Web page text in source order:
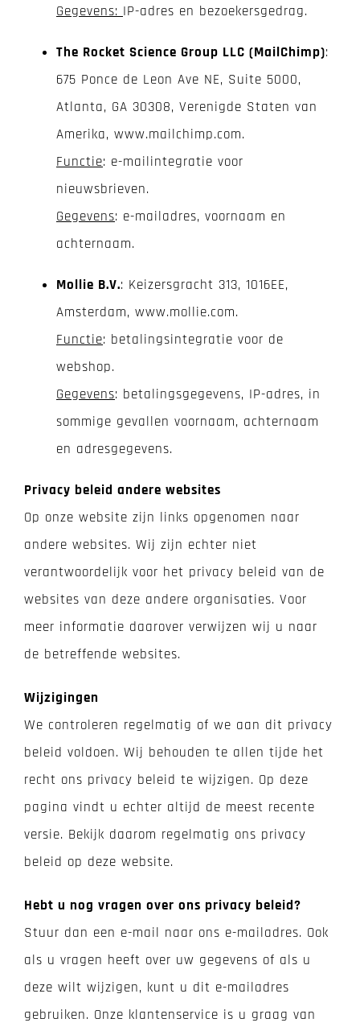
Gegevens: IP-adres en bezoekersgedrag.
The Rocket Science Group LLC (MailChimp):
675 Ponce de Leon Ave NE, Suite 5000,
Atlanta, GA 30308, Verenigde Staten van
Amerika, www.mailchimp.com.
Functie: e-mailintegratie voor
nieuwsbrieven.
Gegevens: e-mailadres, voornaam en
achternaam.
Mollie B.V.: Keizersgracht 313, 1016EE,
Amsterdam, www.mollie.com.
Functie: betalingsintegratie voor de
webshop.
Gegevens: betalingsgegevens, IP-adres, in
sommige gevallen voornaam, achternaam
en adresgegevens.
Privacy beleid andere websites
Op onze website zijn links opgenomen naar
andere websites. Wij zijn echter niet
verantwoordelijk voor het privacy beleid van de
websites van deze andere organisaties. Voor
meer informatie daarover verwijzen wij u naar
de betreffende websites.
Wijzigingen
We controleren regelmatig of we aan dit privacy
beleid voldoen. Wij behouden te allen tijde het
recht ons privacy beleid te wijzigen. Op deze
pagina vindt u echter altijd de meest recente
versie. Bekijk daarom regelmatig ons privacy
beleid op deze website.
Hebt u nog vragen over ons privacy beleid?
Stuur dan een e-mail naar ons e-mailadres. Ook
als u vragen heeft over uw gegevens of als u
deze wilt wijzigen, kunt u dit e-mailadres
gebruiken. Onze klantenservice is u graag van